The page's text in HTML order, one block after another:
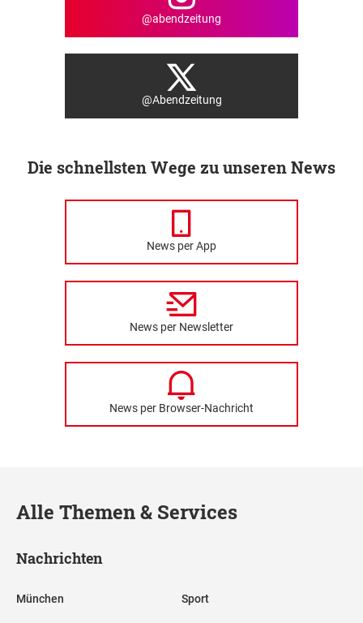
@abendzeitung
@Abendzeitung
Die schnellsten Wege zu unseren News
News per App
News per Newsletter
News per Browser-Nachricht
Alle Themen & Services
Nachrichten
München Sport